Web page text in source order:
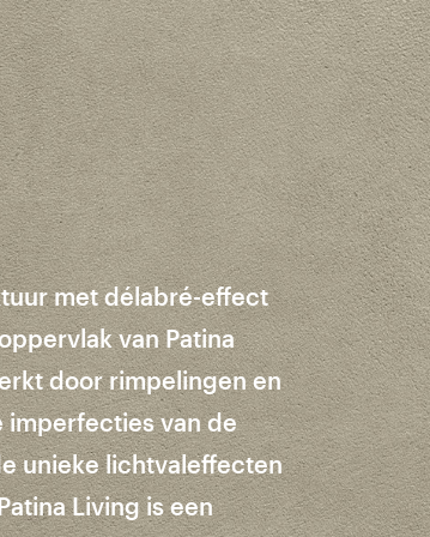
met délabré-effect
van Patina
door rimpelingen en
imperfecties van de
unieke lichtvaleffecten
Living is een